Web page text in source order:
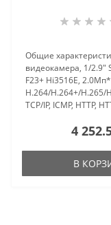
Общие
видеокамера, 1/2.9"
F23+ Hi3516E,
H.264/H.264+/H.265/
TCP/IP, ICMP, HTTP,
SMTP, ONVIF, 3DNR,
4
В